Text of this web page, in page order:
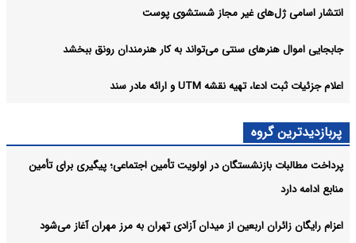
انتشار اسامی ژل‌های غیر مجاز شستشوی پوست
جابجایی اموال هنرهای سنتی می‌تواند به کار هنرمندان رونق ببخشد
اعلام جزئیات ثبت ادعا، تهیه نقشه UTM و ارائه مادر سند
پربازدیدترین گروه
پرداخت مطالبات بازنشستگان در اولویت تأمین اجتماعی؛ پیگیری برای تأمین
منابع ادامه دارد
اعزام رایگان زائران اربعین از میدان آزادی تهران به مرز مهران آغاز می‌شود